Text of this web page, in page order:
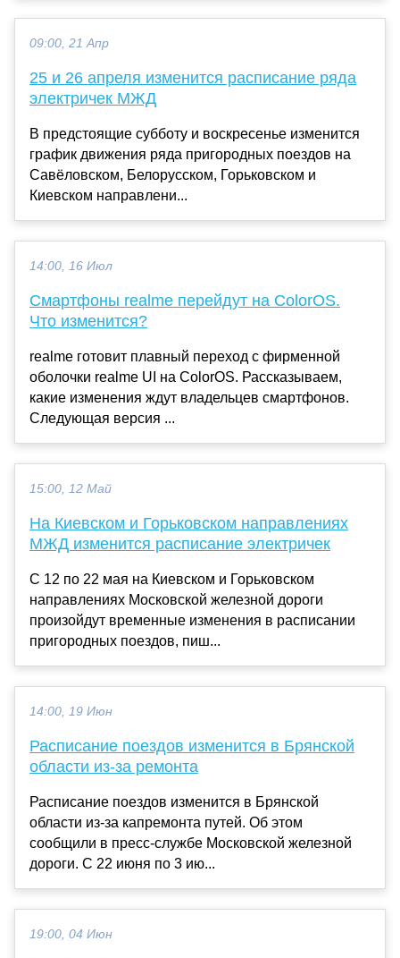
09:00, 21 Апр
25 и 26 апреля изменится расписание ряда
электричек МЖД
В предстоящие субботу и воскресенье изменится
график движения ряда пригородных поездов на
Савёловском, Белорусском, Горьковском и
Киевском направлени...
14:00, 16 Июл
Смартфоны realme перейдут на ColorOS.
Что изменится?
realme готовит плавный переход с фирменной
оболочки realme UI на ColorOS. Рассказываем,
какие изменения ждут владельцев смартфонов.
Следующая версия ...
15:00, 12 Май
На Киевском и Горьковском направлениях
МЖД изменится расписание электричек
С 12 по 22 мая на Киевском и Горьковском
направлениях Московской железной дороги
произойдут временные изменения в расписании
пригородных поездов, пиш...
14:00, 19 Июн
Расписание поездов изменится в Брянской
области из-за ремонта
Расписание поездов изменится в Брянской
области из-за капремонта путей. Об этом
сообщили в пресс-службе Московской железной
дороги. С 22 июня по 3 ию...
19:00, 04 Июн